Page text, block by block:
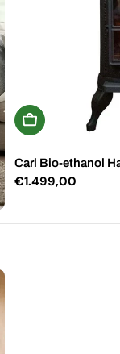
In Winkelwagen
Carl Bio-ethanol
Normale
€1.499,00